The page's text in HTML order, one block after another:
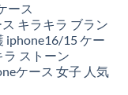
ース
キラキラ ブラン
iphone16/15 ケー
ラ ストーン
ケース 女子 人気